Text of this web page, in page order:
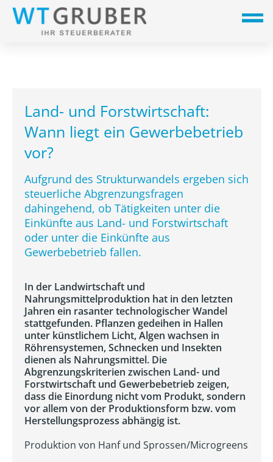
Land- und Forstwirtschaft:
Wann liegt ein Gewerbebetrieb
vor?
Aufgrund des Strukturwandels ergeben sich
steuerliche Abgrenzungsfragen
dahingehend, ob Tätigkeiten unter die
Einkünfte aus Land- und Forstwirtschaft
oder unter die Einkünfte aus
Gewerbebetrieb fallen.
In der Landwirtschaft und
Nahrungsmittelproduktion hat in den letzten
Jahren ein rasanter technologischer Wandel
stattgefunden. Pflanzen gedeihen in Hallen
unter künstlichem Licht, Algen wachsen in
Röhrensystemen, Schnecken und Insekten
dienen als Nahrungsmittel. Die
Abgrenzungskriterien zwischen Land- und
Forstwirtschaft und Gewerbebetrieb zeigen,
dass die Einordung nicht vom Produkt, sondern
vor allem von der Produktionsform bzw. vom
Herstellungsprozess abhängig ist.
Produktion von Hanf und Sprossen/Microgreens